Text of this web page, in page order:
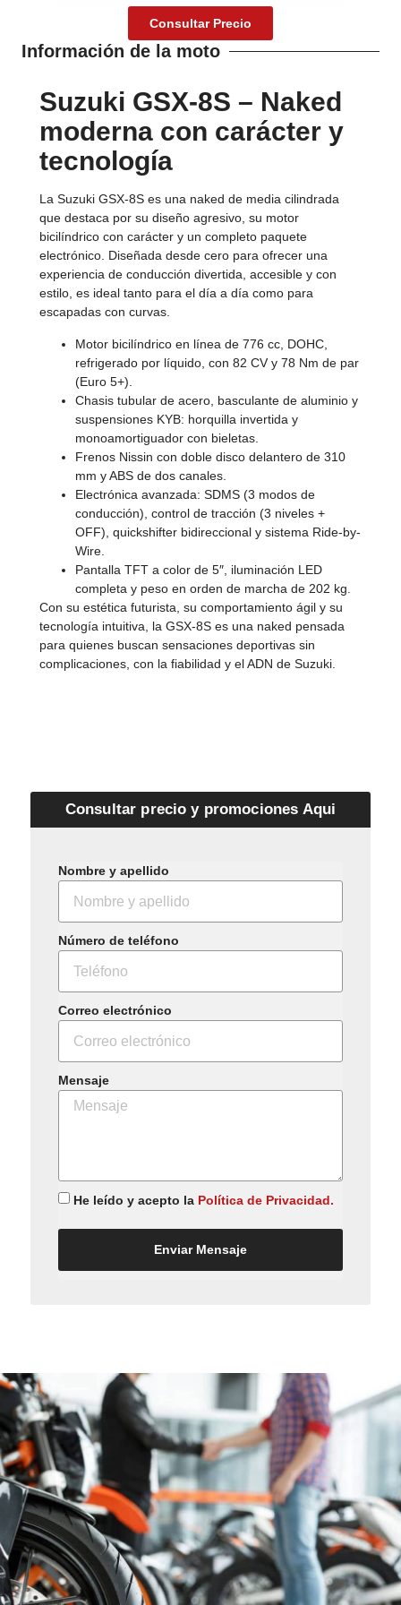
Consultar Precio
Información de la moto
Suzuki GSX-8S – Naked
moderna con carácter y
tecnología
La Suzuki GSX-8S es una naked de media cilindrada
que destaca por su diseño agresivo, su motor
bicilíndrico con carácter y un completo paquete
electrónico. Diseñada desde cero para ofrecer una
experiencia de conducción divertida, accesible y con
estilo, es ideal tanto para el día a día como para
escapadas con curvas.
Motor bicilíndrico en línea de 776 cc, DOHC,
refrigerado por líquido, con 82 CV y 78 Nm de par
(Euro 5+).
Chasis tubular de acero, basculante de aluminio y
suspensiones KYB: horquilla invertida y
monoamortiguador con bieletas.
Frenos Nissin con doble disco delantero de 310
mm y ABS de dos canales.
Electrónica avanzada: SDMS (3 modos de
conducción), control de tracción (3 niveles +
OFF), quickshifter bidireccional y sistema Ride-by-
Wire.
Pantalla TFT a color de 5″, iluminación LED
completa y peso en orden de marcha de 202 kg.
Con su estética futurista, su comportamiento ágil y su
tecnología intuitiva, la GSX-8S es una naked pensada
para quienes buscan sensaciones deportivas sin
complicaciones, con la fiabilidad y el ADN de Suzuki.
Consultar precio y promociones Aqui
Nombre y apellido
Número de teléfono
Correo electrónico
Mensaje
He leído y acepto la Política de Privacidad.
Enviar Mensaje